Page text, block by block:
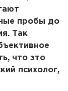
пробы до
Так
что это
психолог,